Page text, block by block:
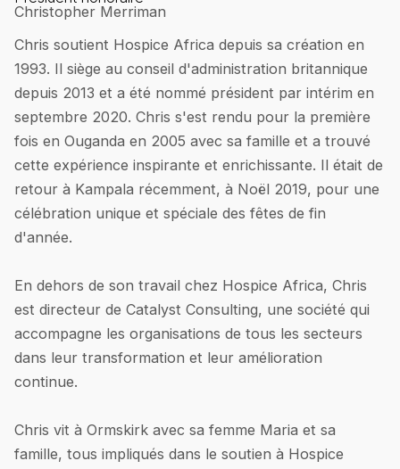
Christopher Merriman
Chris soutient Hospice Africa depuis sa création en
1993. Il siège au conseil d'administration britannique
depuis 2013 et a été nommé président par intérim en
septembre 2020. Chris s'est rendu pour la première
fois en Ouganda en 2005 avec sa famille et a trouvé
cette expérience inspirante et enrichissante. Il était de
retour à Kampala récemment, à Noël 2019, pour une
célébration unique et spéciale des fêtes de fin
d'année.
En dehors de son travail chez Hospice Africa, Chris
est directeur de Catalyst Consulting, une société qui
accompagne les organisations de tous les secteurs
dans leur transformation et leur amélioration
continue.
Chris vit à Ormskirk avec sa femme Maria et sa
famille, tous impliqués dans le soutien à Hospice